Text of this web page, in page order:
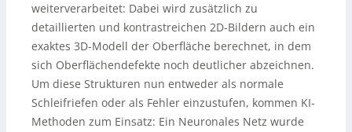
weiterverarbeitet: Dabei wird zusätzlich zu
detaillierten und kontrastreichen 2D-Bildern auch ein
exaktes 3D-Modell der Oberfläche berechnet, in dem
sich Oberflächendefekte noch deutlicher abzeichnen.
Um diese Strukturen nun entweder als normale
Schleifriefen oder als Fehler einzustufen, kommen KI-
Methoden zum Einsatz: Ein Neuronales Netz wurde